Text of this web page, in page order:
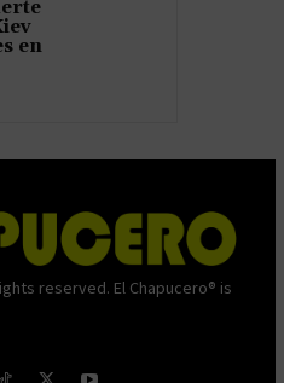
en
reserved. El Chapucero® is